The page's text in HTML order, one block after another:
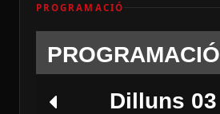
PROGRAMACIÓ
PROGRAMACIÓ
Dilluns 03